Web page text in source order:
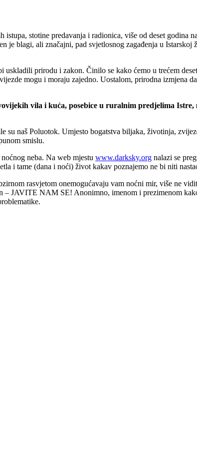
stotine predavanja i radionica, više od deset godina
blagi, ali značajni, pad svjetlosnog zagađenja u Istarskoj
prirodu i zakon. Činilo se kako ćemo u trećem
mogu i moraju zajedno. Uostalom, prirodna izmjena
vila i kuća, posebice u ruralnim predjelima
su naš Poluotok. Umjesto bogatstva biljaka, životinja,
smislu.
neba. Na web mjestu www.darksky.org nalazi se
i tame (dana i noći) život kakav poznajemo ne bi niti
rasvjetom onemogućavaju vam noćni mir, više ne
JAVITE NAM SE! Anonimno, imenom i prezimenom